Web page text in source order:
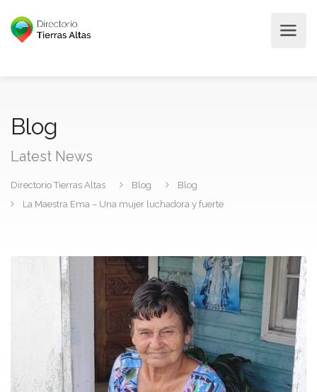
Blog
Latest News
Directorio Tierras Altas Blog
Blog
La Maestra Ema – Una mujer luchadora y fuerte